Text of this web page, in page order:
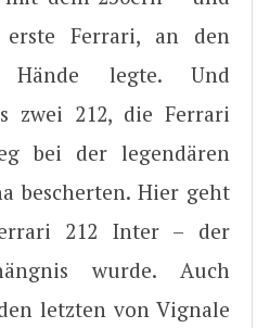
Ferrari, an den
Hände legte. Und
zwei 212, die Ferrari
bei der legendären
bescherten. Hier geht
212 Inter – der
wurde. Auch
letzten von Vignale